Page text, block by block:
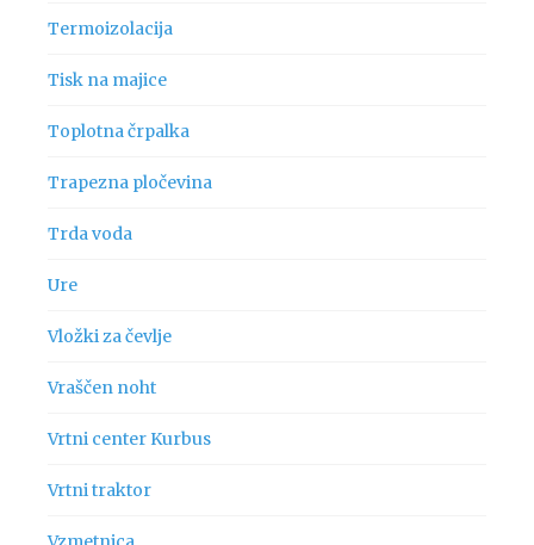
Termoizolacija
Tisk na majice
Toplotna črpalka
Trapezna pločevina
Trda voda
Ure
Vložki za čevlje
Vraščen noht
Vrtni center Kurbus
Vrtni traktor